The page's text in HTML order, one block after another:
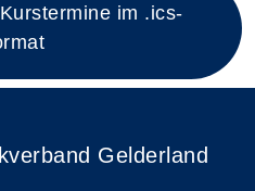
im .ics-
Gelderland